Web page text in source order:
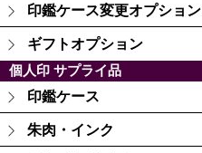
印鑑ケース変更オプション
ギフトオプション
個人印 サプライ品
印鑑ケース
朱肉・インク